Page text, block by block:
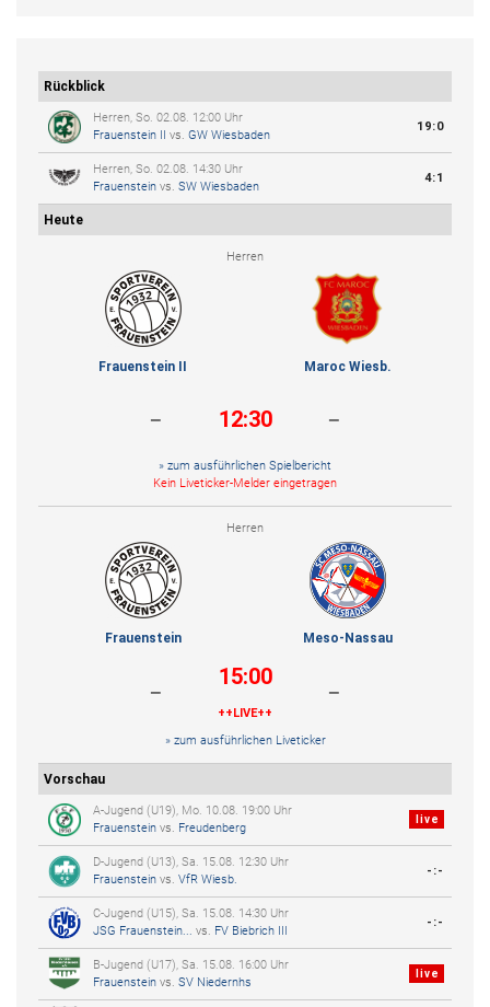
Rückblick
Herren, So. 02.08. 12:00 Uhr
Frauenstein II vs. GW Wiesbaden
19:0
Herren, So. 02.08. 14:30 Uhr
Frauenstein vs. SW Wiesbaden
4:1
Heute
Herren
Frauenstein II Maroc Wiesb.
- 12:30 -
» zum ausführlichen Spielbericht
Kein Liveticker-Melder eingetragen
Herren
Frauenstein Meso-Nassau
- 15:00
++LIVE++ -
» zum ausführlichen Liveticker
Vorschau
A-Jugend (U19), Mo. 10.08. 19:00 Uhr
Frauenstein vs. Freudenberg
live
D-Jugend (U13), Sa. 15.08. 12:30 Uhr
Frauenstein vs. VfR Wiesb.
-:-
C-Jugend (U15), Sa. 15.08. 14:30 Uhr
JSG Frauenstein...
vs. FV Biebrich III
-:-
B-Jugend (U17), Sa. 15.08. 16:00 Uhr
Frauenstein vs. SV Niedernhs
live